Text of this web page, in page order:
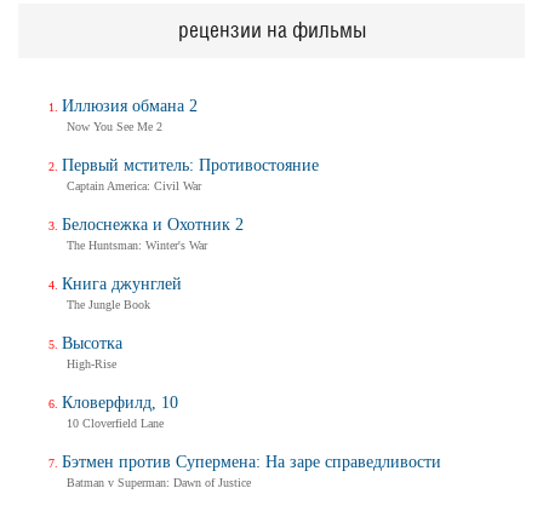
рецензии на фильмы
Иллюзия обмана 2
Now You See Me 2
Первый мститель: Противостояние
Captain America: Civil War
Белоснежка и Охотник 2
The Huntsman: Winter's War
Книга джунглей
The Jungle Book
Высотка
High-Rise
Кловерфилд, 10
10 Cloverfield Lane
Бэтмен против Супермена: На заре справедливости
Batman v Superman: Dawn of Justice